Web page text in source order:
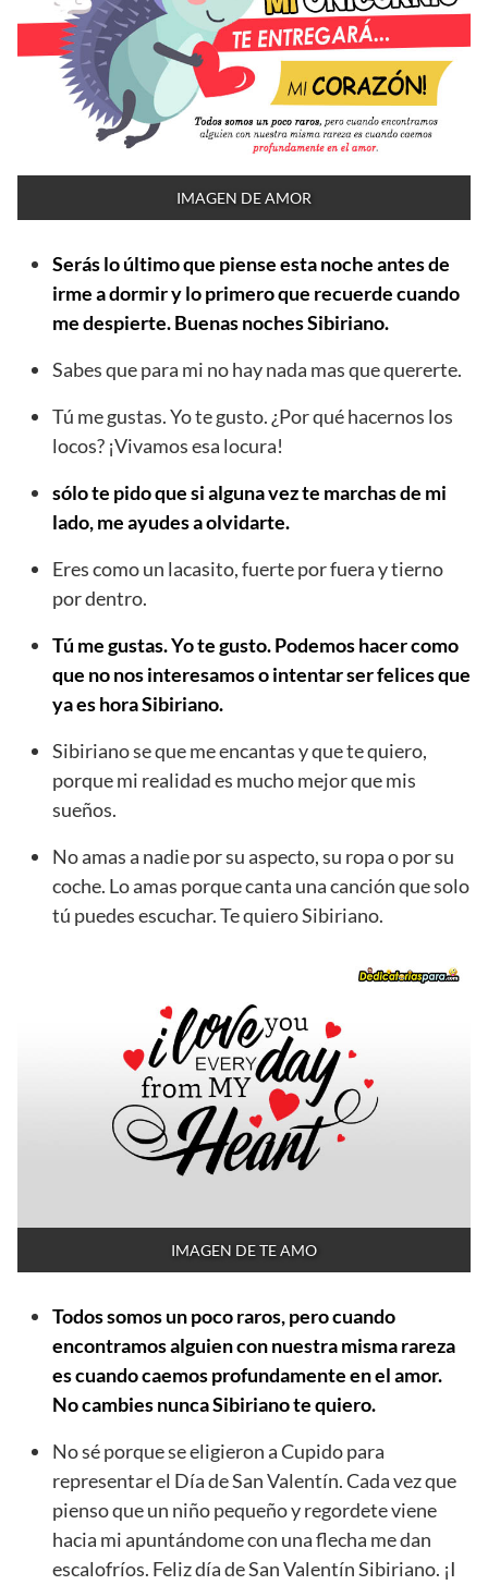
IMAGEN DE AMOR
Serás lo último que piense esta noche antes de
irme a dormir y lo primero que recuerde cuando
me despierte. Buenas noches Sibiriano.
Sabes que para mi no hay nada mas que quererte.
Tú me gustas. Yo te gusto. ¿Por qué hacernos los
locos? ¡Vivamos esa locura!
sólo te pido que si alguna vez te marchas de mi
lado, me ayudes a olvidarte.
Eres como un lacasito, fuerte por fuera y tierno
por dentro.
Tú me gustas. Yo te gusto. Podemos hacer como
que no nos interesamos o intentar ser felices que
ya es hora Sibiriano.
Sibiriano se que me encantas y que te quiero,
porque mi realidad es mucho mejor que mis
sueños.
No amas a nadie por su aspecto, su ropa o por su
coche. Lo amas porque canta una canción que solo
tú puedes escuchar. Te quiero Sibiriano.
IMAGEN DE TE AMO
Todos somos un poco raros, pero cuando
encontramos alguien con nuestra misma rareza
es cuando caemos profundamente en el amor.
No cambies nunca Sibiriano te quiero.
No sé porque se eligieron a Cupido para
representar el Día de San Valentín. Cada vez que
pienso que un niño pequeño y regordete viene
hacia mi apuntándome con una flecha me dan
escalofríos. Feliz día de San Valentín Sibiriano. ¡I